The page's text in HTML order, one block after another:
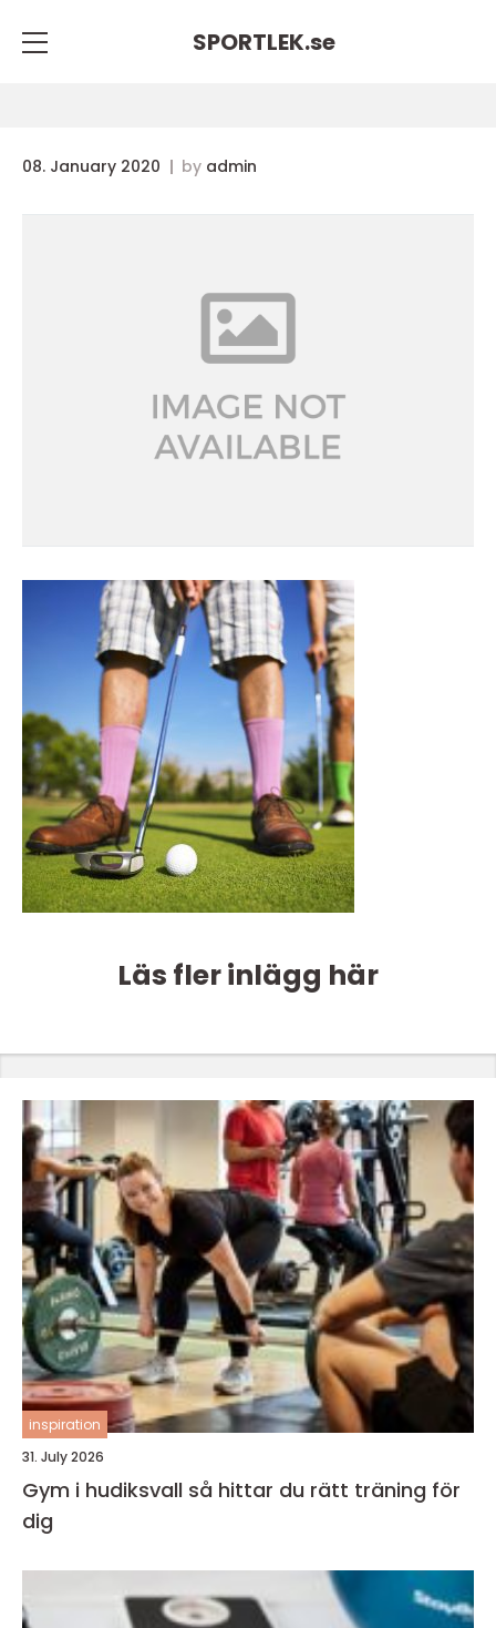
SPORTLEK.se
08. January 2020 by admin
Läs fler inlägg här
inspiration
31. July 2026
Gym i hudiksvall så hittar du rätt träning för
dig